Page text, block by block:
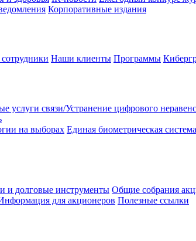
Корпоративные издания
Наши клиенты Программы
услуги связи/Устранение цифрового
на выборах Единая биометрическая система
и долговые инструменты Общие собрания
для акционеров Полезные ссылки